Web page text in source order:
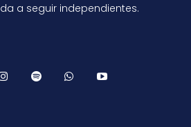
a seguir independientes.